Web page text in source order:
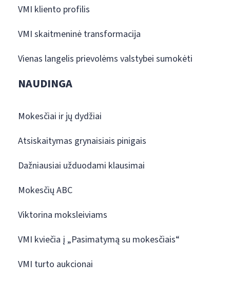
VMI kliento profilis
VMI skaitmeninė transformacija
Vienas langelis prievolėms valstybei sumokėti
NAUDINGA
Mokesčiai ir jų dydžiai
Atsiskaitymas grynaisiais pinigais
Dažniausiai užduodami klausimai
Mokesčių ABC
Viktorina moksleiviams
VMI kviečia į „Pasimatymą su mokesčiais“
VMI turto aukcionai